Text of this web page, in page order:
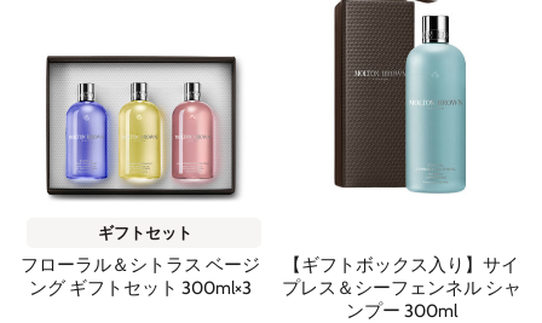
ギフトセット
フローラル＆シトラス ベージ
ング ギフトセット 300ml×3
【ギフトボックス入り】サイ
プレス＆シーフェンネル シャ
ンプー 300ml